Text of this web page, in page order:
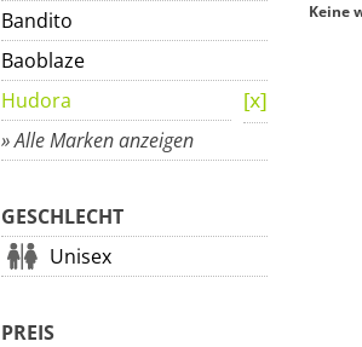
Bandito
Baoblaze
Hudora
» Alle Marken anzeigen
GESCHLECHT
Unisex
PREIS
Keine